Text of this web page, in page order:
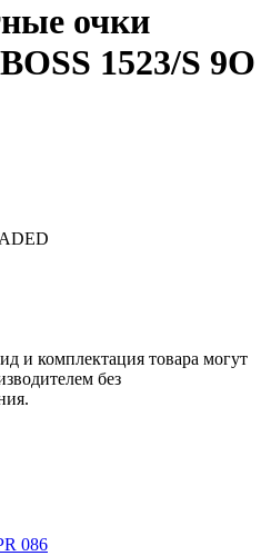
очки
1523/S 9O
и комплектация товара могут
без
086